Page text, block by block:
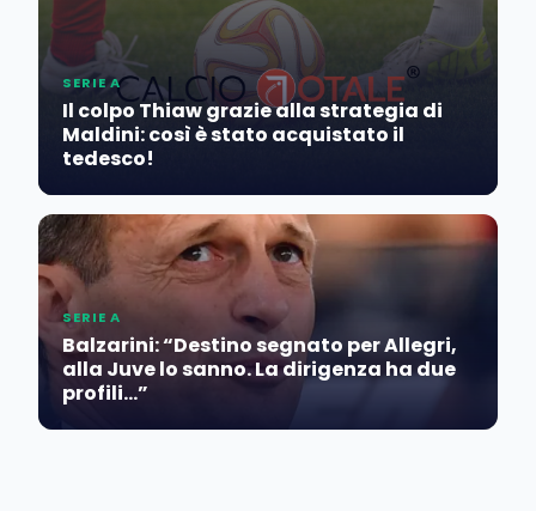
SERIE A
Il colpo Thiaw grazie alla strategia di
Maldini: così è stato acquistato il
tedesco!
SERIE A
Balzarini: “Destino segnato per Allegri,
alla Juve lo sanno. La dirigenza ha due
profili…”